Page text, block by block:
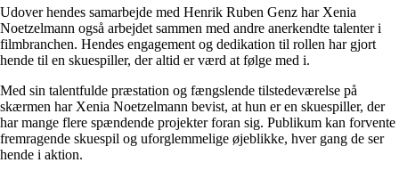
Udover hendes samarbejde med Henrik Ruben Genz har Xenia
Noetzelmann også arbejdet sammen med andre anerkendte talenter i
filmbranchen. Hendes engagement og dedikation til rollen har gjort
hende til en skuespiller, der altid er værd at følge med i.
Med sin talentfulde præstation og fængslende tilstedeværelse på
skærmen har Xenia Noetzelmann bevist, at hun er en skuespiller, der
har mange flere spændende projekter foran sig. Publikum kan forvente
fremragende skuespil og uforglemmelige øjeblikke, hver gang de ser
hende i aktion.